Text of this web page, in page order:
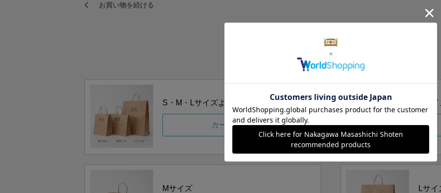
手提げ袋（有料）はこちら
S・M・Lの3つサイズをご用意しております。
S・M・Lサイズより当店にお任せ
カートに入れる
Sサ
Mサイズ Lサイ